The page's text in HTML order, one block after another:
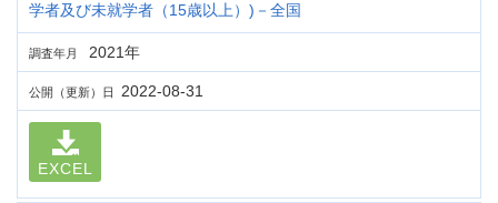
学者及び未就学者（15歳以上）)－全国
調査年月 2021年
公開（更新）日 2022-08-31
EXCEL